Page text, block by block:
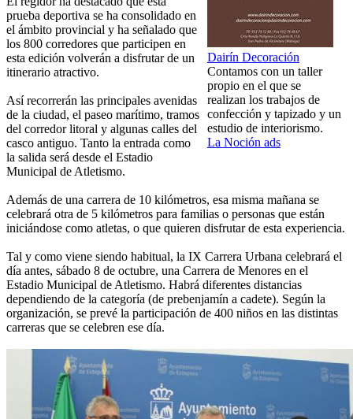
Dairín Decoración
Contamos con un taller
propio en el que se
realizan los trabajos de
confección y tapizado y un
estudio de interiorismo.
La Noción ads
prueba deportiva se ha consolidado en
el ámbito provincial y ha señalado que
los 800 corredores que participen en
esta edición volverán a disfrutar de un
itinerario atractivo.
Así recorrerán las principales avenidas
de la ciudad, el paseo marítimo, tramos
del corredor litoral y algunas calles del
casco antiguo. Tanto la entrada como
la salida será desde el Estadio
Municipal de Atletismo.
Además de una carrera de 10 kilómetros, esa misma mañana se
celebrará otra de 5 kilómetros para familias o personas que están
iniciándose como atletas, o que quieren disfrutar de esta experiencia.
Tal y como viene siendo habitual, la IX Carrera Urbana celebrará el
día antes, sábado 8 de octubre, una Carrera de Menores en el
Estadio Municipal de Atletismo. Habrá diferentes distancias
dependiendo de la categoría (de prebenjamín a cadete). Según la
organización, se prevé la participación de 400 niños en las distintas
carreras que se celebren ese día.